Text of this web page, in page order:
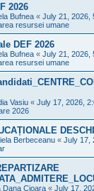
2026
Bufnea « July 21, 2026,
resursei umane
DEF 2026
Bufnea « July 21, 2026,
resursei umane
Vasiu « July 17, 2026,
2026
Berbeceanu « July 17,
Dana Cioara « July 17,